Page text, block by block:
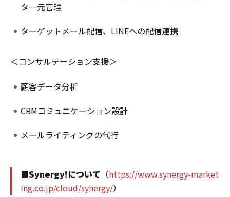
タ一元管理
ターゲットメール配信、LINEへの配信連携
＜コンサルテーション支援＞
顧客データ分析
CRMコミュニケーション設計
メールライティングの代行
■Synergy!について （https://www.synergy-market
ing.co.jp/cloud/synergy/）